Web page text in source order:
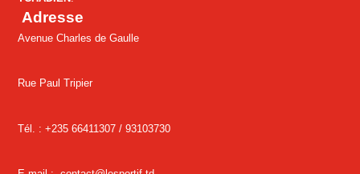
Adresse
Avenue Charles de Gaulle
Rue Paul Tripier
Tél. : +235 66411307 /93103730